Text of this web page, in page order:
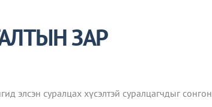
ЗАР
элсэн суралцах хүсэлтэй суралцагчдыг сонгон